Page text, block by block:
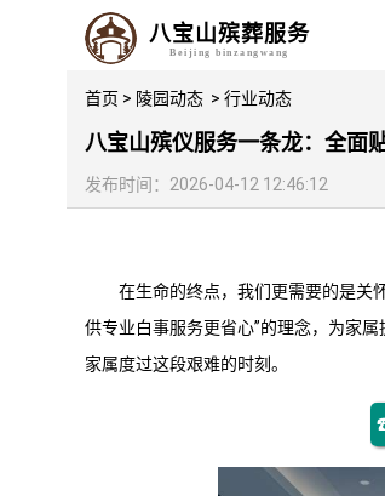
八宝山殡葬服务
Beijing binzangwang
首页 > 陵园动态 > 行业动态
八宝山殡仪服务一条龙：全面
发布时间：2026-04-12 12:46:12
在生命的终点，我们更需要的是关
供专业白事服务更省心”的理念，为家
家属度过这段艰难的时刻。